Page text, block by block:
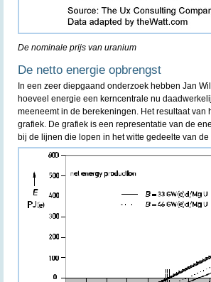
De nominale prijs van uranium
De netto energie opbrengst
In een zeer diepgaand onderzoek hebben Jan
hoeveel energie een kerncentrale nu
meeneemt in de berekeningen. Het resultaat
grafiek. De grafiek is een representatie van de
bij de lijnen die lopen in het witte gedeelte van